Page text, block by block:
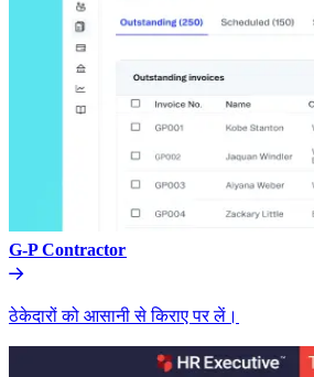
G-P Contractor​​
ठेकेदारों को आसानी से किराए पर लें।​​